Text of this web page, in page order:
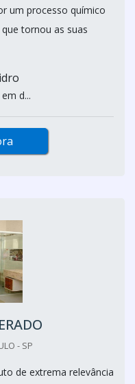
um processo químico
tornou as suas
d...
- SP
de extrema relevância